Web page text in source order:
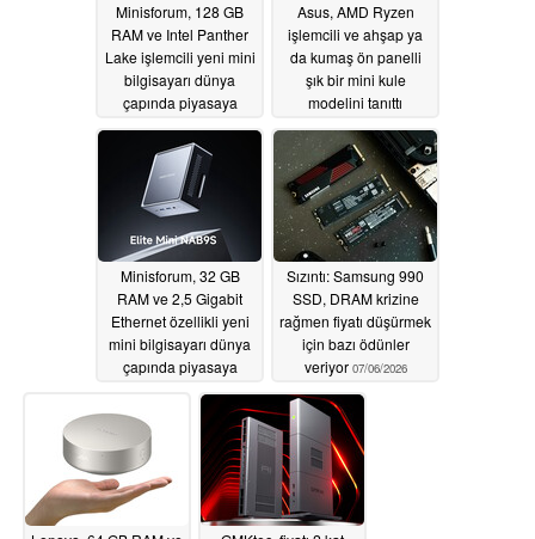
Minisforum, 128 GB
RAM ve Intel Panther
Lake işlemcili yeni mini
bilgisayarı dünya
çapında piyasaya
07/09/2026
Asus, AMD Ryzen
işlemcili ve ahşap ya
da kumaş ön panelli
şık bir mini kule
modelini tanıttı
07/08/2026
Minisforum, 32 GB
RAM ve 2,5 Gigabit
Ethernet özellikli yeni
mini bilgisayarı dünya
çapında piyasaya
07/07/2026
Sızıntı: Samsung 990
SSD, DRAM krizine
rağmen fiyatı düşürmek
için bazı ödünler
veriyor 07/06/2026